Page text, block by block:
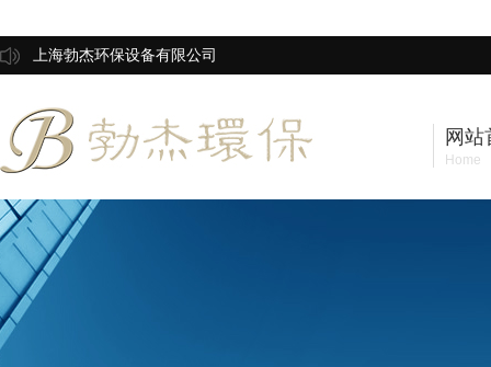
上海勃杰环保设备有限公司
网站
Home